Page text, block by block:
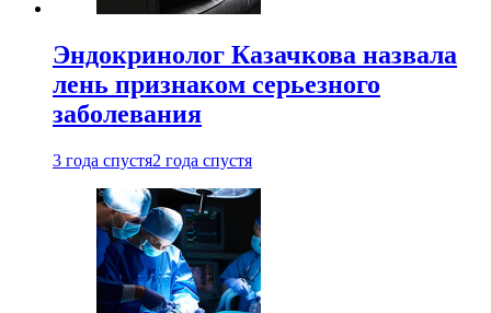
Эндокринолог Казачкова назвала
лень признаком серьезного
заболевания
3 года спустя2 года спустя